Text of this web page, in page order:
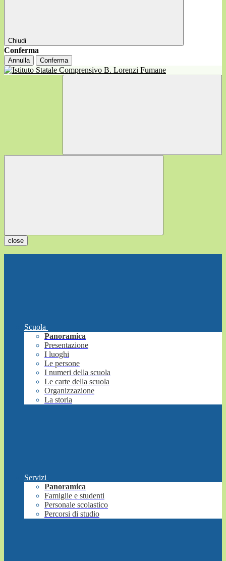
Chiudi
Conferma
Annulla Conferma
close
Scuola
Panoramica
Presentazione
I luoghi
Le persone
I numeri della scuola
Le carte della scuola
Organizzazione
La storia
Servizi
Panoramica
Famiglie e studenti
Personale scolastico
Percorsi di studio